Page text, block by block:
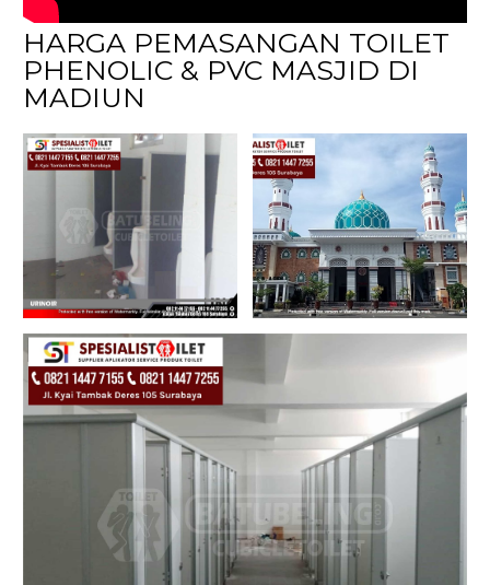
HARGA PEMASANGAN TOILET
PHENOLIC & PVC MASJID DI
MADIUN